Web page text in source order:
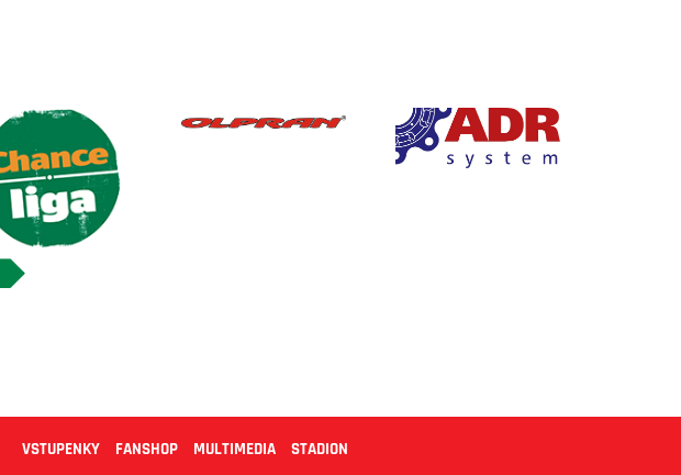
VSTUPENKY FANSHOP MULTIMEDIA STADION